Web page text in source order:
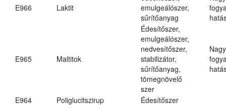
E966 Laktit
emulgeálószer,
sűrítőanyag
E965 Maltitok
Édesítőszer,
emulgeálószer,
nedvesítőszer,
stabilizátor,
sűrítőanyag,
tömegnövelő
szer
E964 Poliglucitszirup
Édesítőszer